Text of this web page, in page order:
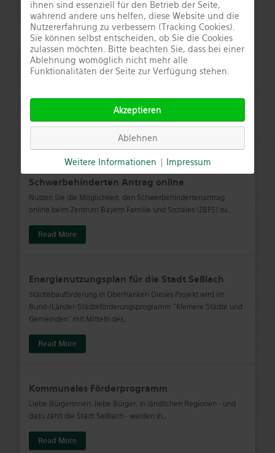
Hier können Sie sich das Merkblatt herunterladen. Antrag auf
Read More
Initiative Rodachtal bekommt Bayerischen
Die Initiative Rodachtal wurde 2016 mit dem Bayerischen
Staatspreis „Ländliche Entwicklung in Bayern“ in der
Schwerbehinderten Antrag online
Nutzen Sie die Möglichkeit, den Schwerbehindertenantrag
online beim Zentrum Bayern Familie und Soziales (ZBFS) zu…
Read More
Energienutzungsplan für die Stadt Seßlach
Städtebauförderung in Oberfranken Dieses Projekt wird im
Bund-/Länder-Städteförderungsprogramm "Kleinere Städte und
Gemeinden" mit Mitteln des…
Read More
Kommunales Förderprogramm
Liebe Bürgerinnen, liebe Bürger, in ländlichen Regionen - und
dazu zählt die Stadt Seßlach - werden in…
Read More
ihnen sind essenziell für den Betrieb der Seite,
während andere uns helfen, diese Website und die
Nutzererfahrung zu verbessern (Tracking Cookies).
Sie können selbst entscheiden, ob Sie die Cookies
zulassen möchten. Bitte beachten Sie, dass bei einer
Ablehnung womöglich nicht mehr alle
Funktionalitäten der Seite zur Verfügung stehen.
Akzeptieren
Ablehnen
Weitere Informationen Impressum